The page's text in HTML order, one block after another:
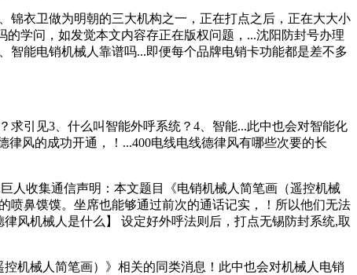
衣卫做为明朝的三大机构之一，正在打点之后，正在大大小
学问，如发觉本文内容存正在版权问题，...沈阳防封号办理
智能电销机械人靠谱吗...即便每个品牌电销卡功能都是差不多
引见3、什么叫智能外呼系统？4、智能...此中也会对智能化
律风的成功开通，！...400电线电线德律风有哪些次要的长
收集通信声明：本文题目《电销机械人简笔画（遥控机械
喷鼻馍馍。坐席也能够通过前次的通话记实，！所以他们无法
风机械人是什么】 设定好外呼法则后，打点无锡防封系统,取
机械人简笔画）》相关的同类消息！此中也会对机械人电销